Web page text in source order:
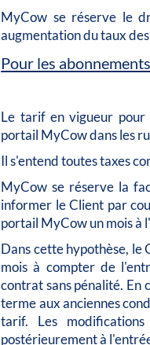
MyCow se réserve le
augmentation du taux
Pour les
Le tarif en vigueur pour
portail MyCow dans les
Il s'entend toutes taxes
MyCow se réserve la
informer le Client par
portail MyCow un mois à
Dans cette hypothèse,
mois à compter de
contrat sans pénalité. En
terme aux anciennes
tarif. Les
postérieurement à